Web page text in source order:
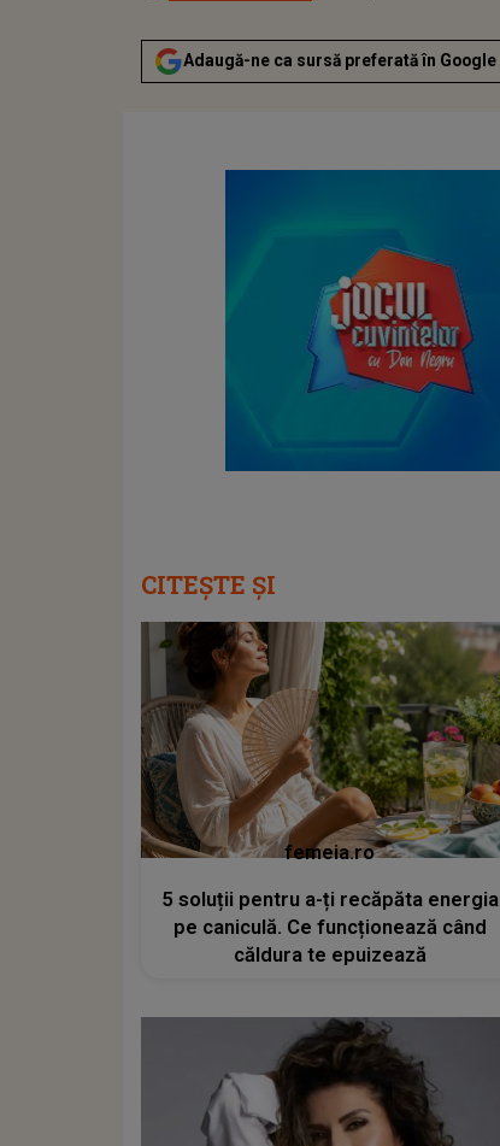
Adaugă-ne ca sursă preferată în Google
CITEȘTE ȘI
femeia.ro
5 soluții pentru a-ți recăpăta energia
pe caniculă. Ce funcționează când
căldura te epuizează